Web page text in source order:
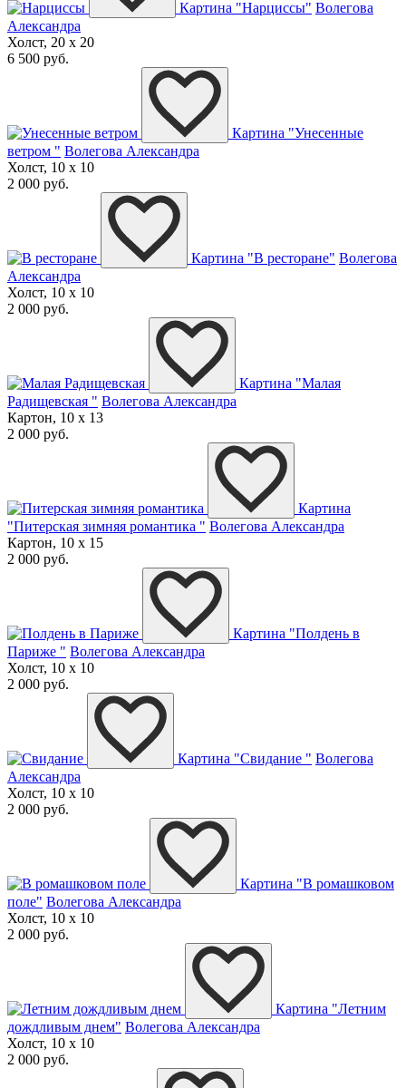
Картина "Нарциссы" Волегова
Александра
Холст, 20 x 20
6 500 руб.
Картина "Унесенные
ветром " Волегова Александра
Холст, 10 x 10
2 000 руб.
Картина "В ресторане" Волегова
Александра
Холст, 10 x 10
2 000 руб.
Картина "Малая
Радищевская " Волегова Александра
Картон, 10 x 13
2 000 руб.
Картина
"Питерская зимняя романтика " Волегова Александра
Картон, 10 x 15
2 000 руб.
Картина "Полдень в
Париже " Волегова Александра
Холст, 10 x 10
2 000 руб.
Картина "Свидание " Волегова
Александра
Холст, 10 x 10
2 000 руб.
Картина "В ромашковом
поле" Волегова Александра
Холст, 10 x 10
2 000 руб.
Картина "Летним
дождливым днем" Волегова Александра
Холст, 10 x 10
2 000 руб.